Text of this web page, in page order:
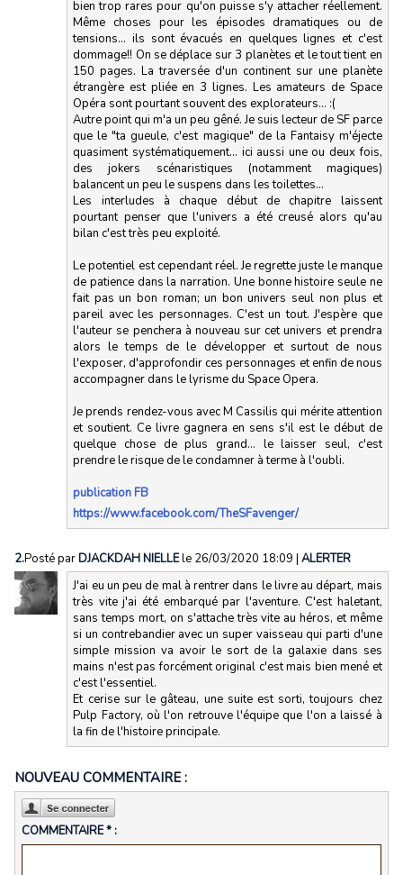
bien trop rares pour qu'on puisse s'y attacher réellement.
Même choses pour les épisodes dramatiques ou de
tensions... ils sont évacués en quelques lignes et c'est
dommage!! On se déplace sur 3 planètes et le tout tient en
150 pages. La traversée d'un continent sur une planète
étrangère est pliée en 3 lignes. Les amateurs de Space
Opéra sont pourtant souvent des explorateurs... :(
Autre point qui m'a un peu gêné. Je suis lecteur de SF parce
que le "ta gueule, c'est magique" de la Fantaisy m'éjecte
quasiment systématiquement... ici aussi une ou deux fois,
des jokers scénaristiques (notamment magiques)
balancent un peu le suspens dans les toilettes...
Les interludes à chaque début de chapitre laissent
pourtant penser que l'univers a été creusé alors qu'au
bilan c'est très peu exploité.
Le potentiel est cependant réel. Je regrette juste le manque
de patience dans la narration. Une bonne histoire seule ne
fait pas un bon roman; un bon univers seul non plus et
pareil avec les personnages. C'est un tout. J'espère que
l'auteur se penchera à nouveau sur cet univers et prendra
alors le temps de le développer et surtout de nous
l'exposer, d'approfondir ces personnages et enfin de nous
accompagner dans le lyrisme du Space Opera.
Je prends rendez-vous avec M Cassilis qui mérite attention
et soutient. Ce livre gagnera en sens s'il est le début de
quelque chose de plus grand... le laisser seul, c'est
prendre le risque de le condamner à terme à l'oubli.
publication FB
https://www.facebook.com/TheSFavenger/
2.Posté parDJACKDAH NIELLEle 26/03/2020 18:09 | ALERTER
J'ai eu un peu de mal à rentrer dans le livre au départ, mais
très vite j'ai été embarqué par l'aventure. C'est haletant,
sans temps mort, on s'attache très vite au héros, et même
si un contrebandier avec un super vaisseau qui parti d'une
simple mission va avoir le sort de la galaxie dans ses
mains n'est pas forcément original c'est mais bien mené et
c'est l'essentiel.
Et cerise sur le gâteau, une suite est sorti, toujours chez
Pulp Factory, où l'on retrouve l'équipe que l'on a laissé à
la fin de l'histoire principale.
NOUVEAU COMMENTAIRE :
COMMENTAIRE * :